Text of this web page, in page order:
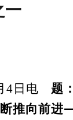
一
4日电 题
推向前